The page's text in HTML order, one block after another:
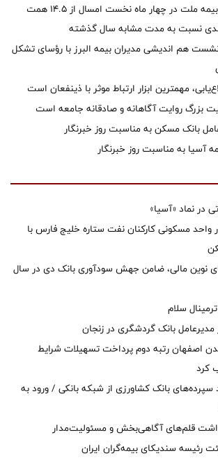
حق بیمه تولیدی بیمه ملت در چهار ماه نخست امسال از 14.5 همت
نشست هم اندیشی مدیران بیمه البرز با رؤسای تشکل
مهمترین ابزار ارتباط موثر با ذینفعان است
بزرگ روایت آگاهانه و صادقانه جامعه است
بانک مسکن به مناسبت روز خبرنگار
آسیا به مناسبت روز خبرنگار
در نماد «آسیا»
ساخت ۲ هزار واحد مسکونی کارکنان نفت ستاره خلیج فارس با
نوین مالی، ضامن جهش سودآوری بانک دی در سال
سلام
بانک گردشگری در زنجان
اصفهان رتبه دوم پرداخت تسهیلات شرایط
كرد
بانک کشاورزی از شبکه بانکی / ورود به
قلم‌های آگاهی‌بخش و مسئولیت‌مدار
رئیسه سندیکای بیمه‌گران ایران